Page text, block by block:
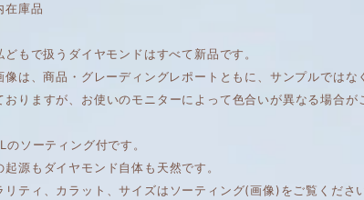
在庫品
どもで扱うダイヤモンドはすべて新品です。
像は、商品・グレーディングレポートともに、サンプルでは
おりますが、お使いのモニターによって色合いが異なる場合
のソーティング付です。
起源もダイヤモンド自体も天然です。
リティ、カラット、サイズはソーティング(画像)をご覧ください